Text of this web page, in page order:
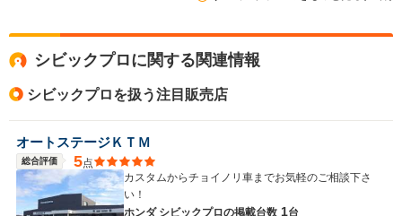
シビックプロに関する関連情報
シビックプロを扱う注目販売店
オートステージＫＴＭ
総合評価 5点
カスタムからチョイノリ車までお気軽のご相談下さ
い！
ホンダ シビックプロの掲載台数 1台